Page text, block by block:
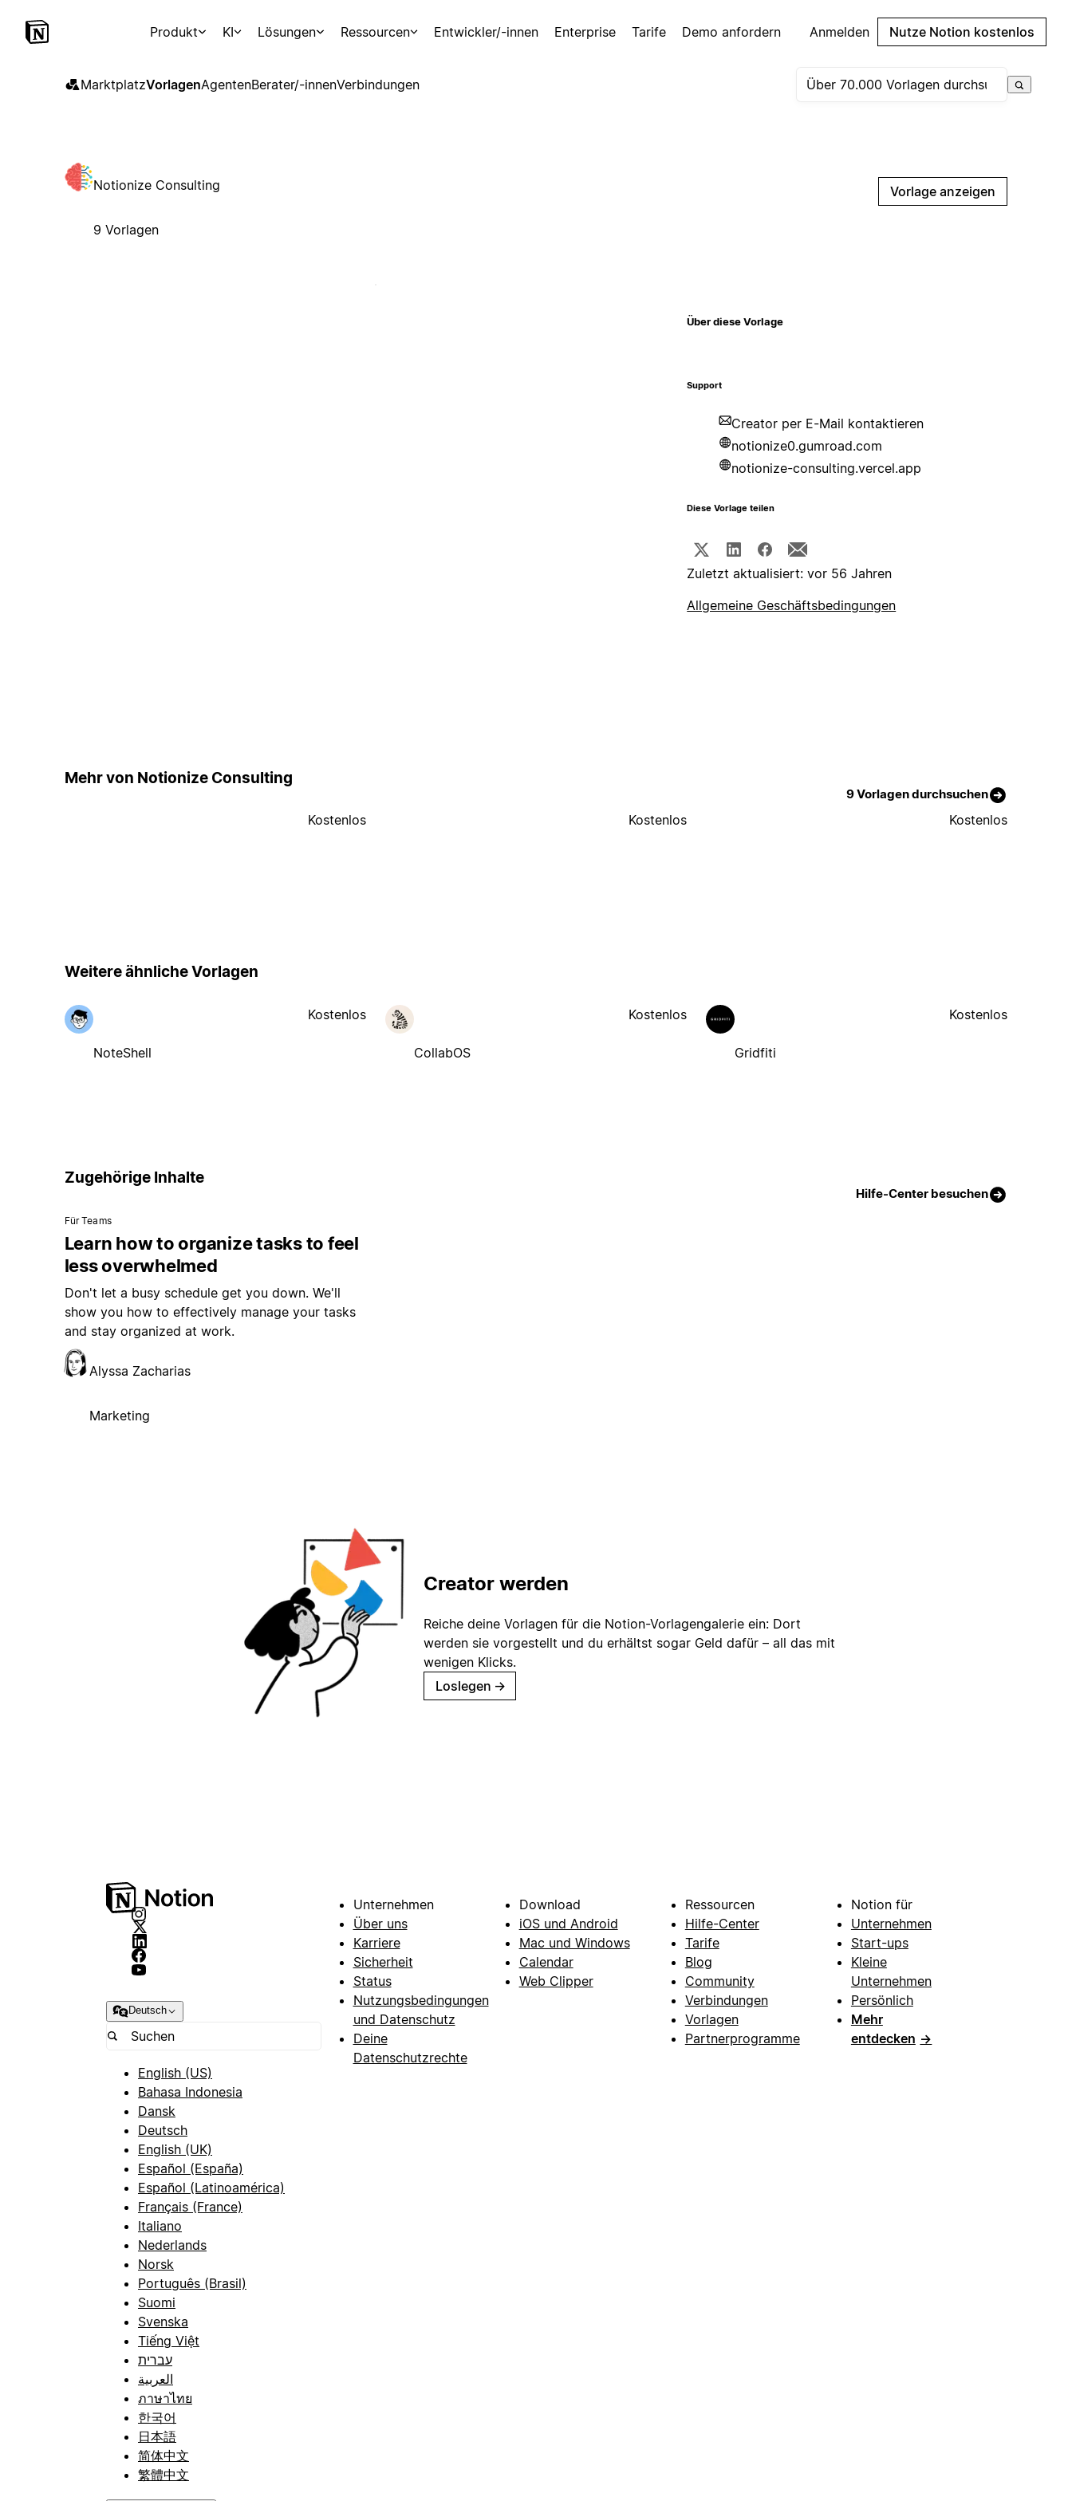
Produkt KI Lösungen Ressourcen Entwickler/-innen Enterprise Tarife Demo anfordern Anmelden Nutze Notion kostenlos
MarktplatzVorlagenAgentenBerater/-innenVerbindungen
Notionize Consulting
9 Vorlagen
Vorlage anzeigen
Über diese Vorlage
Support
Creator per E-Mail kontaktieren
notionize0.gumroad.com
notionize-consulting.vercel.app
Diese Vorlage teilen
Zuletzt aktualisiert: vor 56 Jahren
Allgemeine Geschäftsbedingungen
Mehr von Notionize Consulting
9 Vorlagen durchsuchen
Kostenlos Kostenlos Kostenlos
Weitere ähnliche Vorlagen
NoteShell
Kostenlos
CollabOS
Kostenlos
Gridfiti
Kostenlos
Zugehörige Inhalte
Hilfe-Center besuchen
Für Teams
Learn how to organize tasks to feel
less overwhelmed
Don't let a busy schedule get you down. We'll
show you how to effectively manage your tasks
and stay organized at work.
Alyssa Zacharias
Marketing
Creator werden
Reiche deine Vorlagen für die Notion-Vorlagengalerie ein: Dort
werden sie vorgestellt und du erhältst sogar Geld dafür – all das mit
wenigen Klicks.
Loslegen →
Deutsch
English (US)
Bahasa Indonesia
Dansk
Deutsch
English (UK)
Español (España)
Español (Latinoamérica)
Français (France)
Italiano
Nederlands
Norsk
Português (Brasil)
Suomi
Svenska
Tiếng Việt
עברית
العربية
ภาษาไทย
한국어
日本語
简体中文
繁體中文
Unternehmen
Über uns
Karriere
Sicherheit
Status
Nutzungsbedingungen
und Datenschutz
Deine
Datenschutzrechte
Download
iOS und Android
Mac und Windows
Calendar
Web Clipper
Ressourcen
Hilfe-Center
Tarife
Blog
Community
Verbindungen
Vorlagen
Partnerprogramme
Notion für
Unternehmen
Start-ups
Kleine
Unternehmen
Persönlich
Mehr
entdecken →